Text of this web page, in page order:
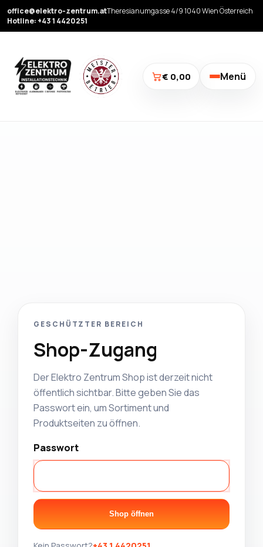
office@elektro-zentrum.atTheresianumgasse 4/9 1040 Wien Österreich
Hotline: +43 1 4420251
€ 0,00 Menü
GESCHÜTZTER BEREICH
Shop-Zugang
Der Elektro Zentrum Shop ist derzeit nicht
öffentlich sichtbar. Bitte geben Sie das
Passwort ein, um Sortiment und
Produktseiten zu öffnen.
Passwort
Shop öffnen